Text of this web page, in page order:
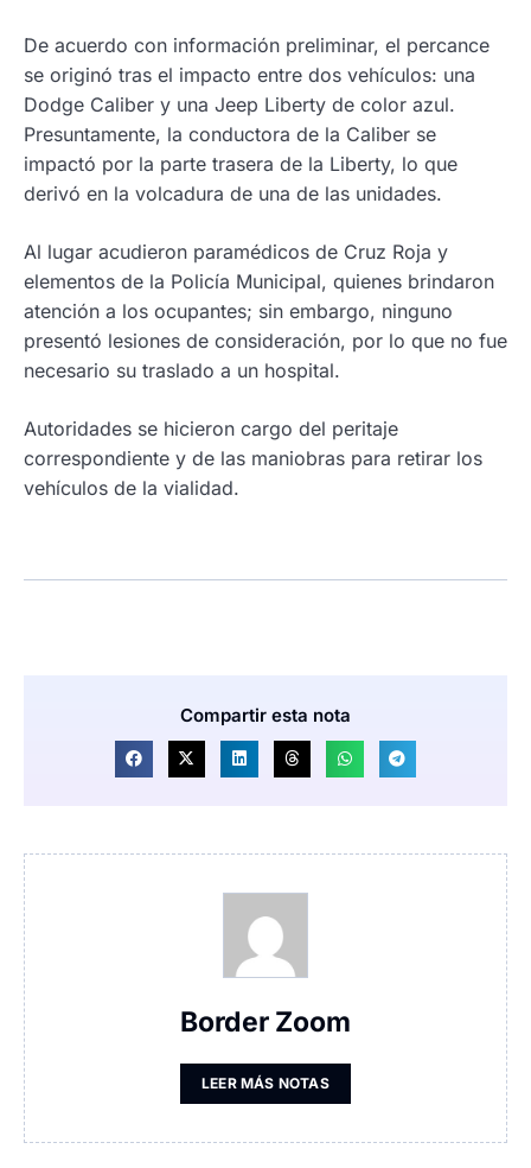
De acuerdo con información preliminar, el percance
se originó tras el impacto entre dos vehículos: una
Dodge Caliber y una Jeep Liberty de color azul.
Presuntamente, la conductora de la Caliber se
impactó por la parte trasera de la Liberty, lo que
derivó en la volcadura de una de las unidades.
Al lugar acudieron paramédicos de Cruz Roja y
elementos de la Policía Municipal, quienes brindaron
atención a los ocupantes; sin embargo, ninguno
presentó lesiones de consideración, por lo que no fue
necesario su traslado a un hospital.
Autoridades se hicieron cargo del peritaje
correspondiente y de las maniobras para retirar los
vehículos de la vialidad.
Compartir esta nota
Border Zoom
LEER MÁS NOTAS